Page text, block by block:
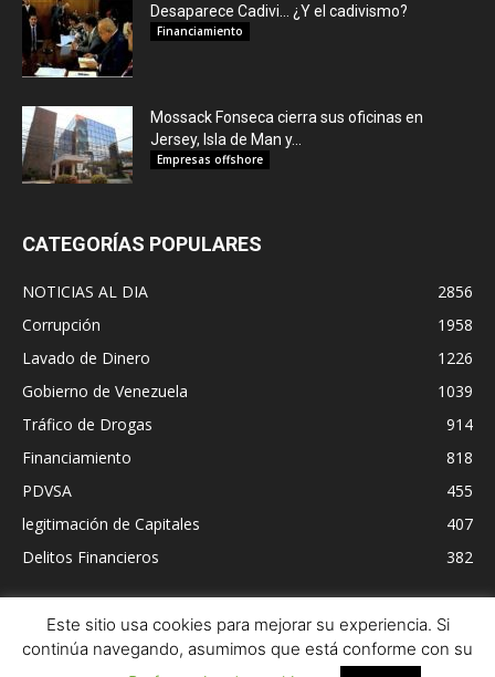
Desaparece Cadivi… ¿Y el cadivismo?
Financiamiento
Mossack Fonseca cierra sus oficinas en
Jersey, Isla de Man y...
Empresas offshore
CATEGORÍAS POPULARES
NOTICIAS AL DIA
2856
Corrupción
1958
Lavado de Dinero
1226
Gobierno de Venezuela
1039
Tráfico de Drogas
914
Financiamiento
818
PDVSA
455
legitimación de Capitales
407
Delitos Financieros
382
Contacto Política de cookies Aviso Legal
Este sitio usa cookies para mejorar su experiencia. Si
continúa navegando, asumimos que está conforme con su